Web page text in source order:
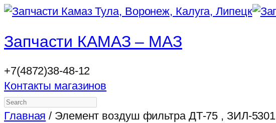
Запчасти КАМАЗ – МАЗ
+7(4872)38-48-12
Контакты магазинов
Search
Главная / Элемент воздуш фильтра ДТ-75 , ЗИЛ-5301